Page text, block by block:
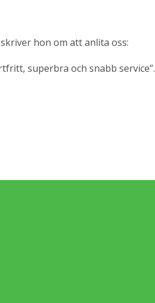
hon om att anlita oss:
superbra och snabb service”.